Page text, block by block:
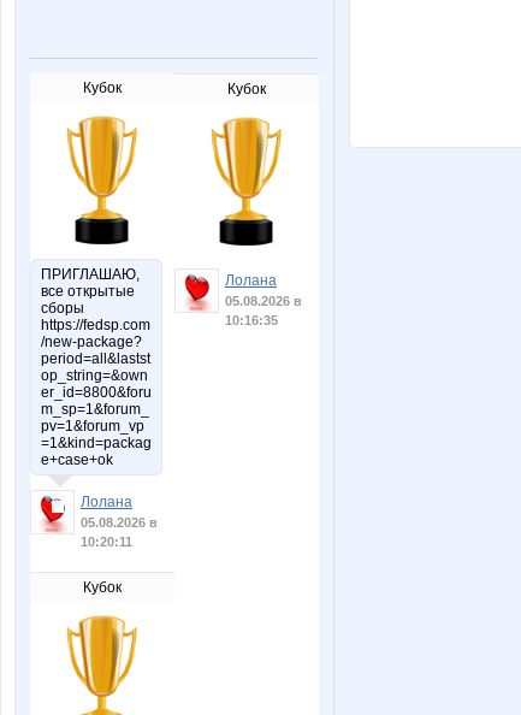
Кубок
ПРИГЛАШАЮ,
все открытые
сборы
https://fedsp.com
/new-package?
period=all&lastst
op_string=&own
er_id=8800&foru
m_sp=1&forum_
pv=1&forum_vp
=1&kind=packag
e+case+ok
Лолана
05.08.2026 в
10:20:11
Кубок
Лолана
05.08.2026 в
10:16:35
Кубок